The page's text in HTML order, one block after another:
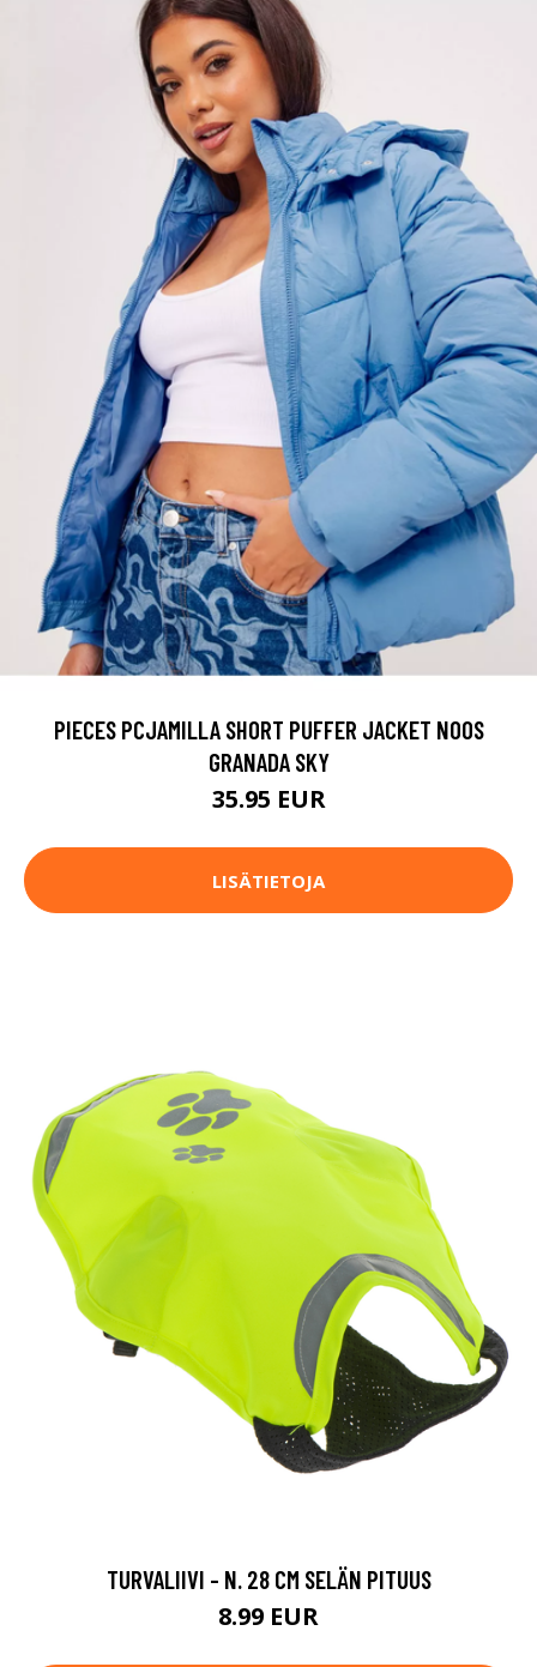
PIECES PCJAMILLA SHORT PUFFER JACKET NOOS
GRANADA SKY
35.95 EUR
LISÄTIETOJA
TURVALIIVI - N. 28 CM SELÄN PITUUS
8.99 EUR